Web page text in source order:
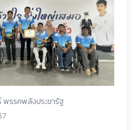
พรรคพลังประชารัฐ